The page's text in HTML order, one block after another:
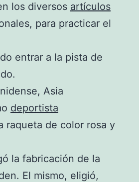
los diversos artículos
para practicar el
entrar a la pista de
Asia
deportista
raqueta de color rosa y
la fabricación de la
El mismo, eligió,